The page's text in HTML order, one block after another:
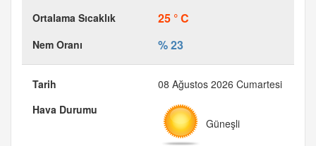
25 ° C
% 23
08 Ağustos 2026 Cumartesi
Güneşli